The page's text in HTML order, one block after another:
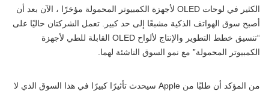
الكثير في لوحات OLED لأجهزة الكمبيوتر المحمولة مؤخرًا ، الآن بعد أن
أصبح سوق الهواتف الذكية مشبعًا إلى حد كبير. تعمل الشركتان حاليًا على
“تنسيق خطط التطوير والإنتاج لألواح OLED القابلة للطي لأجهزة
الكمبيوتر المحمولة” مع نمو السوق الناشئة لهما.
من المؤكد أن طلبًا من Apple سيحدث تأثيرًا كبيرًا في هذا السوق الذي لا